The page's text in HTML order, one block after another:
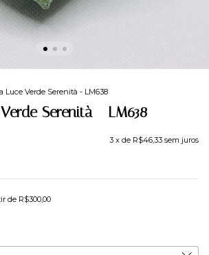
Luce Verde Serenità - LM638
Serenità - LM638
3 x de R$46,33 sem juros
de R$300,00